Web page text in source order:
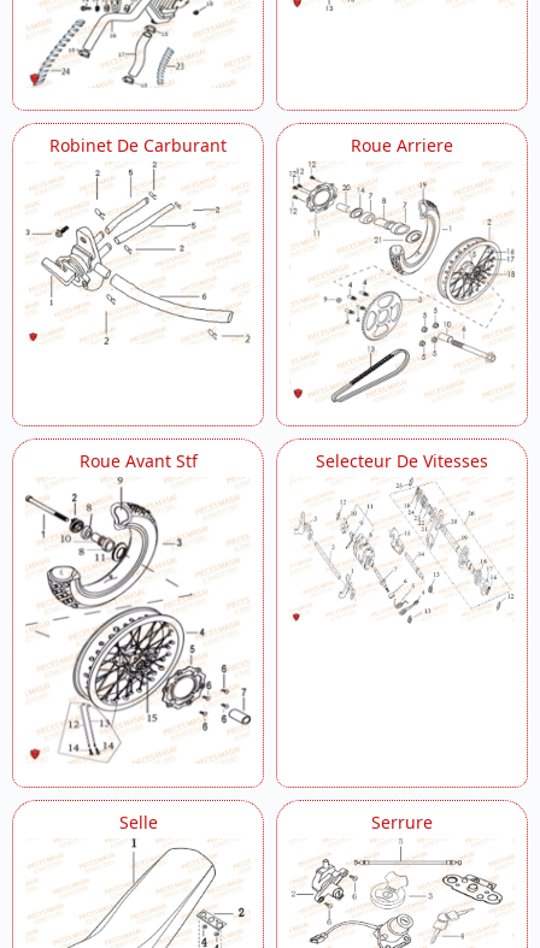
Robinet De Carburant Roue Arriere
Roue Avant Stf Selecteur De Vitesses
Selle Serrure